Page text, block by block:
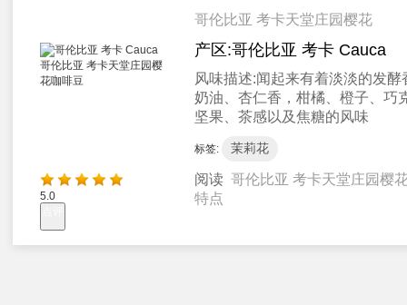
5.0
哥伦比亚 考卡天堂庄园樱花
产区:哥伦比亚 考卡 Cauca
风味描述:闻起来有着淡淡的发酵
奶油、杏仁香，柑橘、橙子、巧
坚果、茶感以及焦糖的风味
标签: 茉莉花
阅读 哥伦比亚 考卡天堂庄园樱
特点